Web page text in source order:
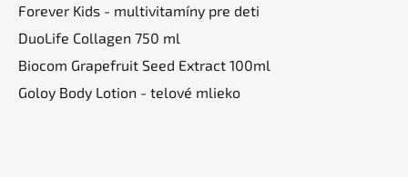
Forever Kids - multivitamíny pre deti
DuoLife Collagen 750 ml
Biocom Grapefruit Seed Extract 100ml
Goloy Body Lotion - telové mlieko